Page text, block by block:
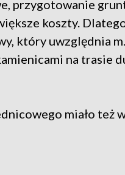
przygotowanie
koszty.
który uwzględnia
na trasie
miało też